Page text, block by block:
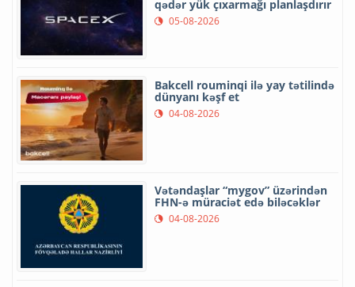
qədər yük çıxarmağı planlaşdırır
05-08-2026
Bakcell rouminqi ilə yay tətilində
dünyanı kəşf et
04-08-2026
Vətəndaşlar “mygov” üzərindən
FHN-ə müraciət edə biləcəklər
04-08-2026